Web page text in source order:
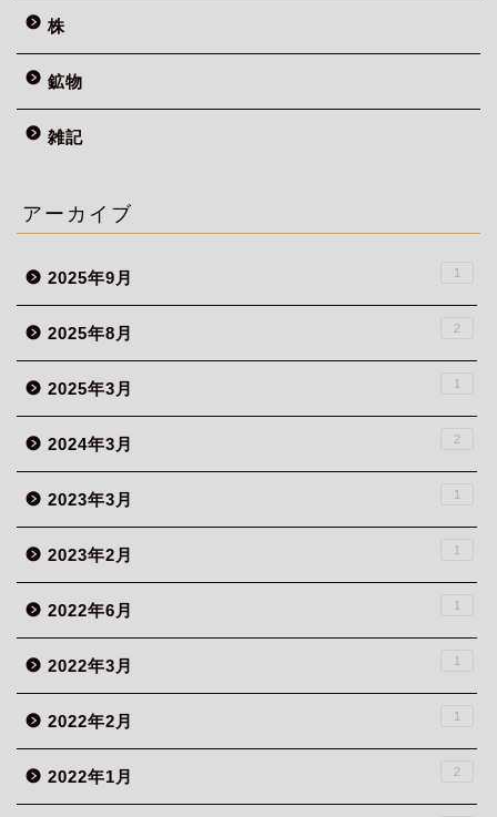
株
鉱物
雑記
アーカイブ
2025年9月 1
2025年8月 2
2025年3月 1
2024年3月 2
2023年3月 1
2023年2月 1
2022年6月 1
2022年3月 1
2022年2月 1
2022年1月 2